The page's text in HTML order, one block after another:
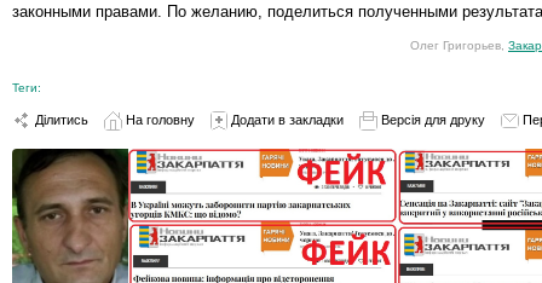
законными правами. По желанию, поделиться полученными
Олег Григорьев,
Теги:
Ділитись На головну Додати в закладки Версія для друку